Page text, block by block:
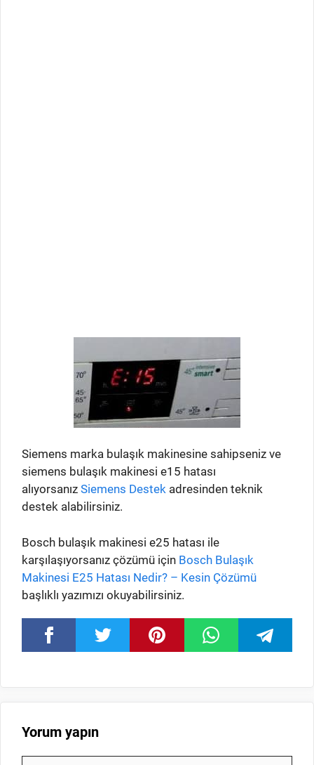
Siemens marka bulaşık makinesine sahipseniz ve
siemens bulaşık makinesi e15 hatası
alıyorsanız Siemens Destek adresinden teknik
destek alabilirsiniz.
Bosch bulaşık makinesi e25 hatası ile
karşılaşıyorsanız çözümü için Bosch Bulaşık
Makinesi E25 Hatası Nedir? – Kesin Çözümü
başlıklı yazımızı okuyabilirsiniz.
Yorum yapın